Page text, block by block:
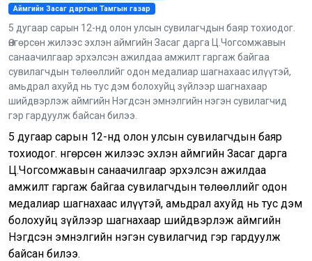
Аймгийн Засаг даргын Тамгын газар
5 дугаар сарын 12-нд олон улсын сувилагчдын баяр тохиодог.
Өнгөрсөн жилээс эхлэн аймгийн Засаг дарга Ц.Чогсомжавын
санаачилгаар эрхэлсэн ажилдаа амжилт гаргаж байгаа
сувилагчдын төлөөллийг одон медалиар шагнахаас илүүтэй,
амьдрал ахуйд нь тус дэм болохуйц зүйлээр шагнахаар
шийдвэрлэж аймгийн Нэгдсэн эмнэлгийн нэгэн сувилагчид
гэр гардуулж байсан билээ.
5 дугаар сарын 12-нд олон улсын сувилагчдын баяр
тохиодог. Өнгөрсөн жилээс эхлэн аймгийн Засаг дарга
Ц.Чогсомжавын санаачилгаар эрхэлсэн ажилдаа
амжилт гаргаж байгаа сувилагчдын төлөөллийг одон
медалиар шагнахаас илүүтэй, амьдрал ахуйд нь тус дэм
болохуйц зүйлээр шагнахаар шийдвэрлэж аймгийн
Нэгдсэн эмнэлгийн нэгэн сувилагчид гэр гардуулж
байсан билээ.